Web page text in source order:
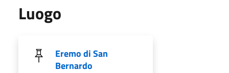
Luogo
Eremo di San
Bernardo